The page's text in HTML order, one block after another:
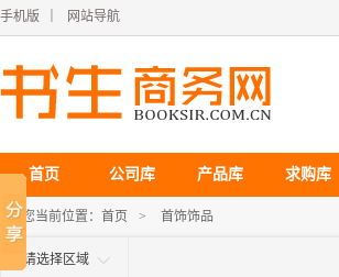
手机版 网站导航
首页 公司库 产品库 求购库
您当前位置： 首页 > 首饰饰品
请选择区域